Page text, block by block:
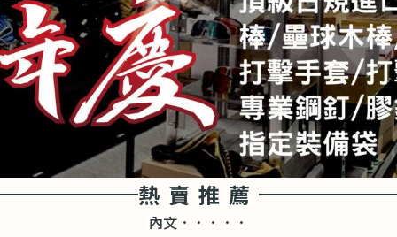
熱賣推薦
內文．．．．．